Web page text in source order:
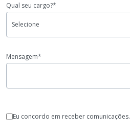
Qual seu cargo?*
Mensagem*
Eu concordo em receber comunicações.